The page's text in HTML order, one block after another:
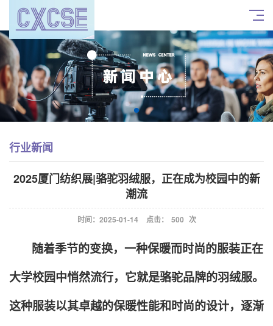
行业新闻
2025厦门纺织展|骆驼羽绒服，正在成为校园中的新
潮流
时间：2025-01-14 点击： 500 次
随着季节的变换，一种保暖而时尚的服装正在
大学校园中悄然流行，它就是骆驼品牌的羽绒服。
这种服装以其卓越的保暖性能和时尚的设计，逐渐